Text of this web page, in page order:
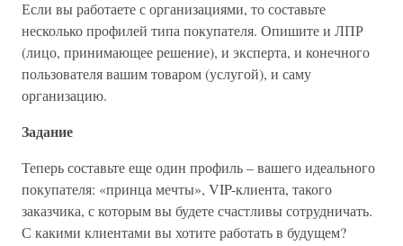
Если вы работаете с организациями, то составьте
несколько профилей типа покупателя. Опишите и ЛПР
(лицо, принимающее решение), и эксперта, и конечного
пользователя вашим товаром (услугой), и саму
организацию.
Задание
Теперь составьте еще один профиль – вашего идеального
покупателя: «принца мечты», VIP-клиента, такого
заказчика, с которым вы будете счастливы сотрудничать.
С какими клиентами вы хотите работать в будущем?